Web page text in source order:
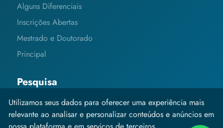
Alguns Diferenciais
Inscrições Abertas
Mestrado e Doutorado
Principal
Pesquisa
Editais e Informações
Grupos de Pesquisa
Utilizamos seus dados para oferecer uma experiência mais
relevante ao analisar e personalizar conteúdos e anúncios em